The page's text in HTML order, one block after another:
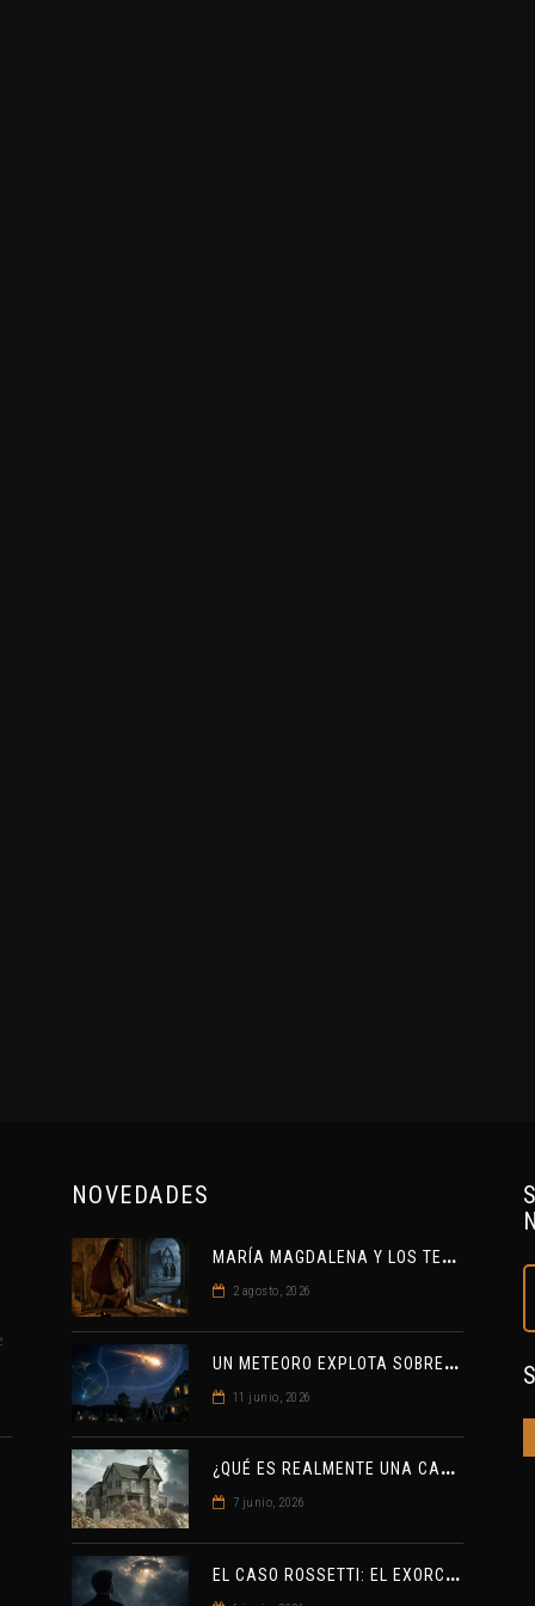
NOVEDADES
M
ARÍA MAGDALENA Y LOS TEMPLARIOS: ENTRE LA HISTORIA Y EL MISTERIO
2 agosto, 2026
U
N METEORO EXPLOTA SOBRE ESTADOS UNIDOS Y ABRE LA PISTA DE POLAR-IM, UN POSIBLE VISITANTE INTERESTELAR
11 junio, 2026
¿
QUÉ ES REALMENTE UNA CASA ENCANTADA?
7 junio, 2026
E
L CASO ROSSETTI: EL EXORCISTA RELEVADO POR VINCULAR OVNIS Y DEMONIOS